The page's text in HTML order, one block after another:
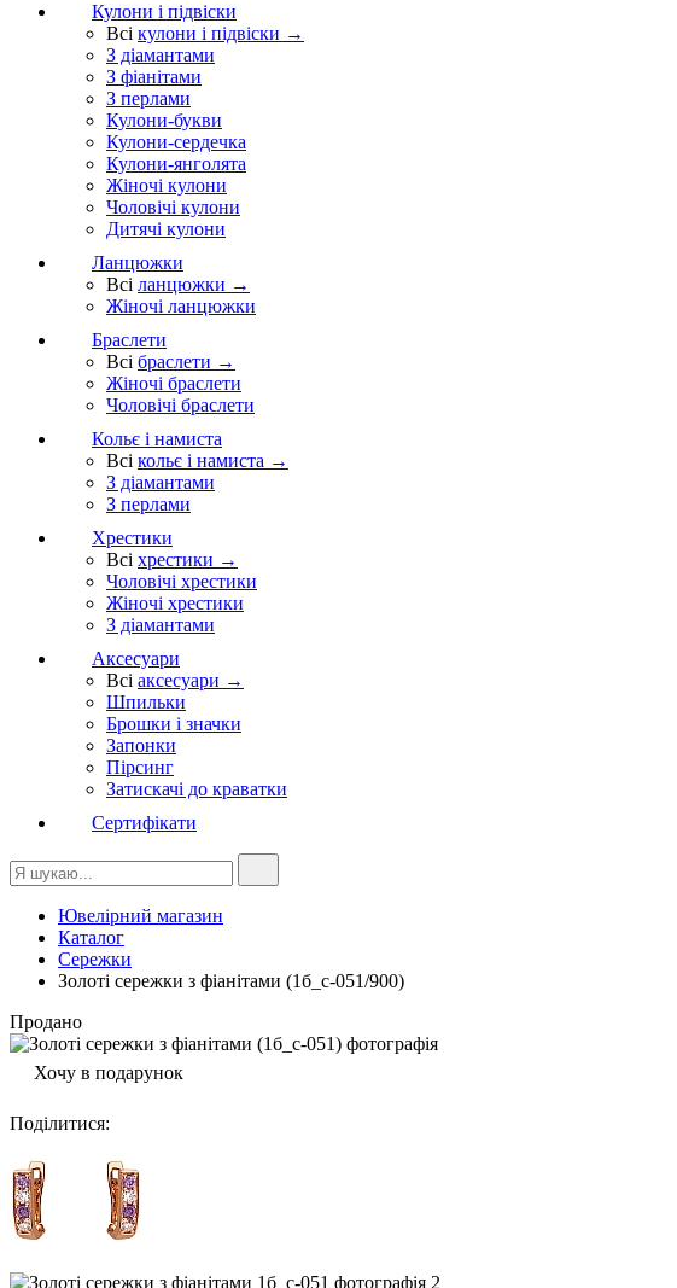
Кулони і підвіски
Всі кулони і підвіски →
З діамантами
З фіанітами
З перлами
Кулони-букви
Кулони-сердечка
Кулони-янголята
Жіночі кулони
Чоловічі кулони
Дитячі кулони
Ланцюжки
Всі ланцюжки →
Жіночі ланцюжки
Браслети
Всі браслети →
Жіночі браслети
Чоловічі браслети
Кольє і намиста
Всі кольє і намиста →
З діамантами
З перлами
Хрестики
Всі хрестики →
Чоловічі хрестики
Жіночі хрестики
З діамантами
Аксесуари
Всі аксесуари →
Шпильки
Брошки і значки
Запонки
Пірсинг
Затискачі до краватки
Сертифікати
Ювелірний магазин
Каталог
Сережки
Золоті сережки з фіанітами (1б_с-051/900)
Продано
Хочу в подарунок
Поділитися: